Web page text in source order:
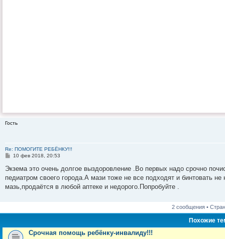
Гость
Re: ПОМОГИТЕ РЕБЁНКУ!!!
С
о
щ
е
10 фев 2018, 20:53
Экзема это очень долгое выздоровление .Во первых надо срочно
педиатром своего города.А мази тоже не все подходят и бинтовать
мазь,продаётся в любой аптеке и недорого.Попробуйте .
2 сообщения •
Похожие
Срочная помощь ребёнку-инвалиду!!!